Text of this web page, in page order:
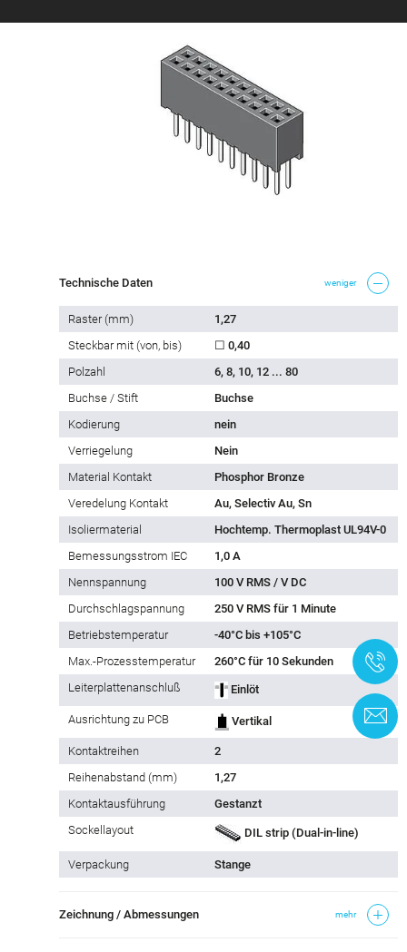
Technische Daten weniger
Raster (mm)
1,27
Steckbar mit (von, bis)
☐ 0,40
Polzahl
6, 8, 10, 12 ... 80
Buchse / Stift
Buchse
Kodierung
nein
Verriegelung
Nein
Material Kontakt
Phosphor Bronze
Veredelung Kontakt
Au, Selectiv Au, Sn
Isoliermaterial
Hochtemp. Thermoplast UL94V-0
Bemessungsstrom IEC
1,0 A
Nennspannung
100 V RMS / V DC
Durchschlagspannung
250 V RMS für 1 Minute
Betriebstemperatur
-40°C bis +105°C
Max.-Prozesstemperatur
260°C für 10 Sekunden
Leiterplattenanschluß
Einlöt
Ausrichtung zu PCB Vertikal
Kontaktreihen
2
Reihe­nabstand (mm)
1,27
Kontaktausführung
Gestanzt
Sockellayout
DIL strip (Dual-in-line)
Verpackung Stange
Zeichnung / Abmessungen mehr